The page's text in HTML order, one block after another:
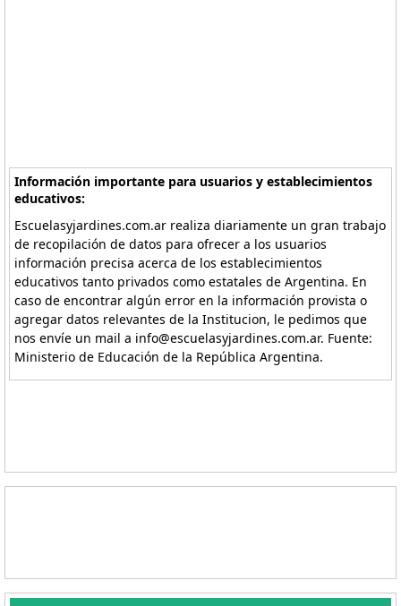
Información importante para usuarios y establecimientos
educativos:
Escuelasyjardines.com.ar realiza diariamente un gran trabajo
de recopilación de datos para ofrecer a los usuarios
información precisa acerca de los establecimientos
educativos tanto privados como estatales de Argentina. En
caso de encontrar algún error en la información provista o
agregar datos relevantes de la Institucion, le pedimos que
nos envíe un mail a info@escuelasyjardines.com.ar. Fuente:
Ministerio de Educación de la República Argentina.